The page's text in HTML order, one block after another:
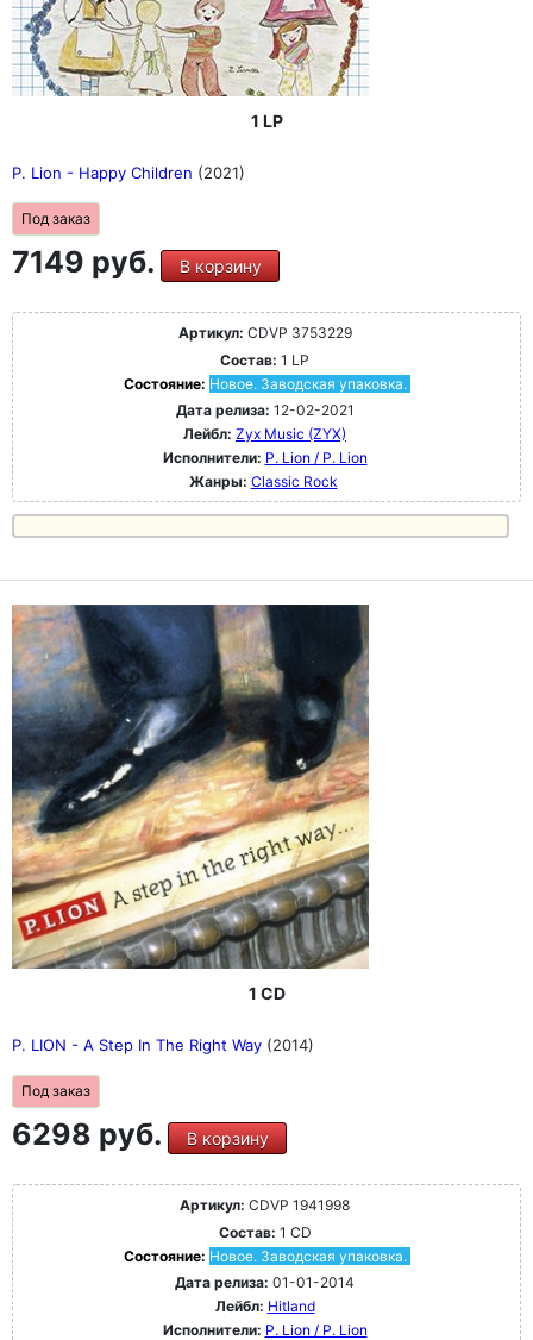
1 LP
P. Lion - Happy Children (2021)
Под заказ
7149 руб. В корзину
Артикул: CDVP 3753229
Состав: 1 LP
Состояние: Новое. Заводская упаковка.
Дата релиза: 12-02-2021
Лейбл: Zyx Music (ZYX)
Исполнители: P. Lion / P. Lion
Жанры: Classic Rock
1 CD
P. LION - A Step In The Right Way (2014)
Под заказ
6298 руб. В корзину
Артикул: CDVP 1941998
Состав: 1 CD
Состояние: Новое. Заводская упаковка.
Дата релиза: 01-01-2014
Лейбл: Hitland
Исполнители: P. Lion / P. Lion